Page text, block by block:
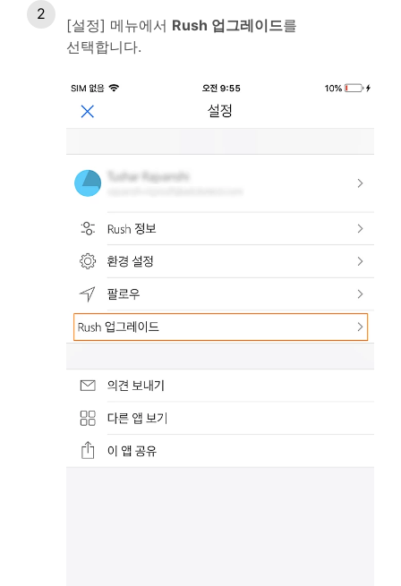
[설정] 메뉴에서 Rush 업그레이드를
선택합니다.